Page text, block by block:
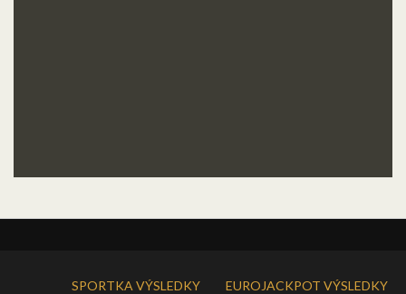
SPORTKA VÝSLEDKY EUROJACKPOT VÝSLEDKY